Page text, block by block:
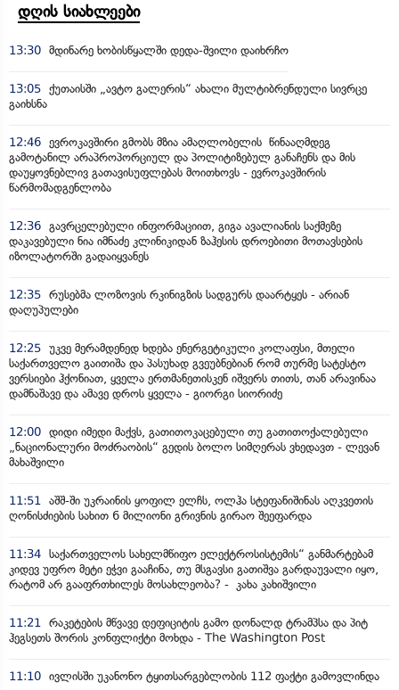
დღის სიახლეები
13:30 მდინარე ხობისწყალში დედა-შვილი დაიხრჩო
13:05 ქუთაისში „ავტო გალერის“ ახალი მულტიბრენდული სივრცე
გაიხსნა
12:46 ევროკავშირი გმობს მზია ამაღლობელის წინააღმდეგ
გამოტანილ არაპროპორციულ და პოლიტიზებულ განაჩენს და მის
დაუყოვნებლივ გათავისუფლებას მოითხოვს - ევროკავშირის
წარმომადგენლობა
12:36 გავრცელებული ინფორმაციით, გიგა ავალიანის საქმეზე
დაკავებული ნია იმნაძე კლინიკიდან ზაჰესის დროებითი მოთავსების
იზოლატორში გადაიყვანეს
12:35 რუსებმა ლოზოვის რკინიგზის სადგურს დაარტყეს - არიან
დაღუპულები
12:25 უკვე მერამდენედ ხდება ენერგეტიკული კოლაფსი, მთელი
საქართველო გაითიშა და პასუხად გვეუბნებიან რომ თურმე სატესტო
ვერსიები ჰქონიათ, ყველა ერთმანეთისკენ იშვერს თითს, თან არავინაა
დამნაშავე და ამავე დროს ყველა - გიორგი სიორიძე
12:00 დიდი იმედი მაქვს, გათითოკაცებული თუ გათითოქალებული
„ნაციონალური მოძრაობის“ გედის ბოლო სიმღერას ვხედავთ - ლევან
მახაშვილი
11:51
აშშ-ში უკრაინის ყოფილ ელჩს, ოლჰა სტეფანიშინას აღკვეთის
ღონისძიების სახით 6 მილიონი გრივნის გირაო შეეფარდა
11:34 საქართველოს სახელმწიფო ელექტროსისტემის“ განმარტებამ
კიდევ უფრო მეტი ეჭვი გააჩინა, თუ მსგავსი გათიშვა გარდაუვალი იყო,
რატომ არ გააფრთხილეს მოსახლეობა? - კახა კახიშვილი
11:21
რაკეტების მწვავე დეფიციტის გამო დონალდ ტრამპსა და პიტ
ჰეგსეთს შორის კონფლიქტი მოხდა - The Washington Post
11:10 ივლისში უკანონო ტყითსარგებლობის 112 ფაქტი გამოვლინდა